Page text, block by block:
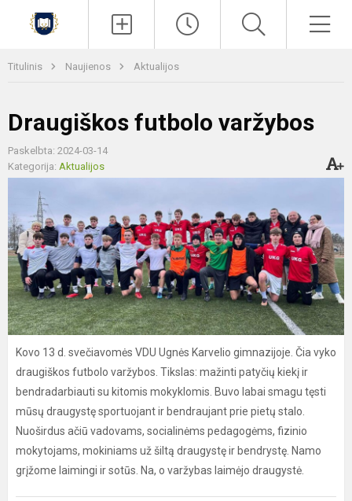
Titulinis Naujienos Aktualijos
Draugiškos futbolo varžybos
Paskelbta: 2024-03-14
Kategorija: Aktualijos
Kovo 13 d. svečiavomės VDU Ugnės Karvelio gimnazijoje. Čia vyko
draugiškos futbolo varžybos. Tikslas: mažinti patyčių kiekį ir
bendradarbiauti su kitomis mokyklomis. Buvo labai smagu tęsti
mūsų draugystę sportuojant ir bendraujant prie pietų stalo.
Nuoširdus ačiū vadovams, socialinėms pedagogėms, fizinio
mokytojams, mokiniams už šiltą draugystę ir bendrystę. Namo
grįžome laimingi ir sotūs. Na, o varžybas laimėjo draugystė.